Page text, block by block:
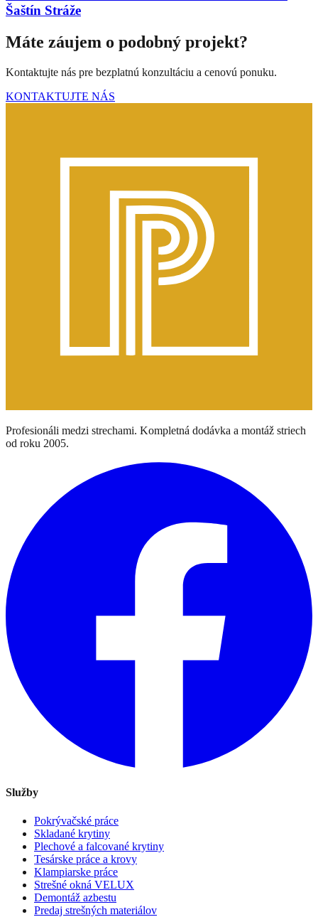
Šaštín Stráže
Máte záujem o podobný projekt?
Kontaktujte nás pre bezplatnú konzultáciu a cenovú ponuku.
KONTAKTUJTE NÁS
Profesionáli medzi strechami. Kompletná dodávka a montáž striech
od roku 2005.
Služby
Pokrývačské práce
Skladané krytiny
Plechové a falcované krytiny
Tesárske práce a krovy
Klampiarske práce
Strešné okná VELUX
Demontáž azbestu
Predaj strešných materiálov